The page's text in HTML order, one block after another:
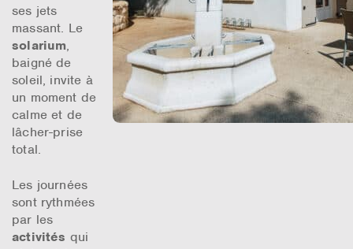
ses jets
massant. Le
solarium,
baigné de
soleil, invite à
un moment de
calme et de
lâcher-prise
total.
Les journées
sont rythmées
par les
activités qui